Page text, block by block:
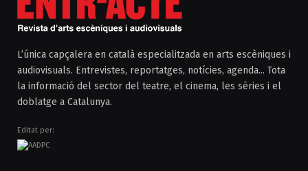
L’única capçalera en català especialitzada en arts escèniques i
audiovisuals. Entrevistes, reportatges, notícies, agenda... Tota
la informació del sector del teatre, el cinema, les sèries i el
doblatge a Catalunya.
Editat per: